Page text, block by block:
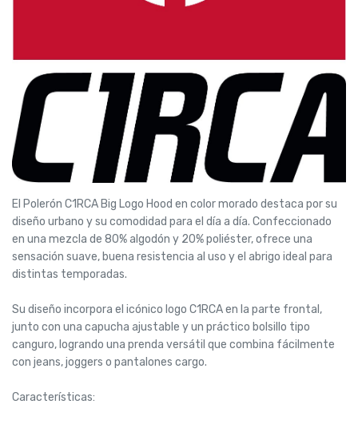
El Polerón C1RCA Big Logo Hood en color morado destaca por su
diseño urbano y su comodidad para el día a día. Confeccionado
en una mezcla de 80% algodón y 20% poliéster, ofrece una
sensación suave, buena resistencia al uso y el abrigo ideal para
distintas temporadas.
Su diseño incorpora el icónico logo C1RCA en la parte frontal,
junto con una capucha ajustable y un práctico bolsillo tipo
canguro, logrando una prenda versátil que combina fácilmente
con jeans, joggers o pantalones cargo.
Características: